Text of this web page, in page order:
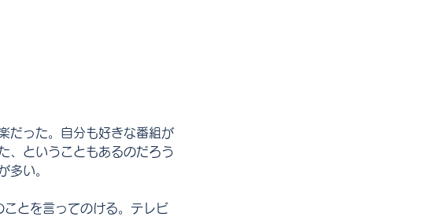
だった。自分も好きな番組が
、ということもあるのだろう
多い。
とを言ってのける。テレビ